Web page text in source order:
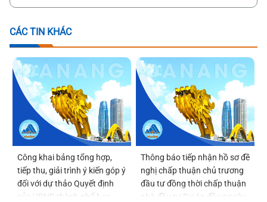
CÁC TIN KHÁC
Công khai bảng tổng hợp,
tiếp thu, giải trình ý kiến góp ý
đối với dự thảo Quyết định
của UBND thành phố ban
Thông báo tiếp nhận hồ sơ đề
nghị chấp thuận chủ trương
đầu tư đồng thời chấp thuận
nhà đầu tư Dự án đầu tư xây